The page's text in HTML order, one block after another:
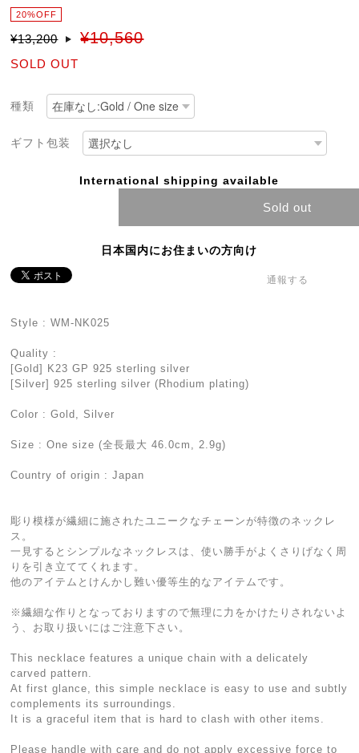
20%OFF
¥13,200 ¥10,560
SOLD OUT
種類
ギフト包装
International shipping available
Sold out
日本国内にお住まいの方向け
通報する
Style : WM-NK025
Quality :
[Gold] K23 GP 925 sterling silver
[Silver] 925 sterling silver (Rhodium plating)
Color : Gold, Silver
Size : One size (全長最大 46.0cm, 2.9g)
Country of origin : Japan
彫り模様が繊細に施されたユニークなチェーンが特徴のネックレ
ス。
一見するとシンプルなネックレスは、使い勝手がよくさりげなく周
りを引き立ててくれます。
他のアイテムとけんかし難い優等生的なアイテムです。
※繊細な作りとなっておりますので無理に力をかけたりされないよ
う、お取り扱いにはご注意下さい。
This necklace features a unique chain with a delicately
carved pattern.
At first glance, this simple necklace is easy to use and subtly
complements its surroundings.
It is a graceful item that is hard to clash with other items.
Please handle with care and do not apply excessive force to